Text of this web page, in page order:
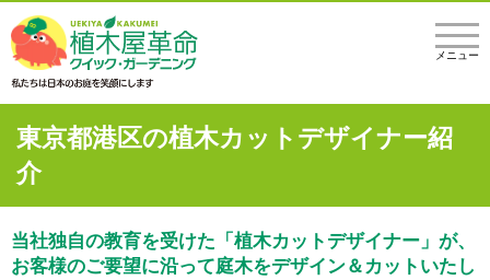
メニュー
東京都港区の植木カットデザイナー紹
介
当社独自の教育を受けた「植木カットデザイナー」が、
お客様のご要望に沿って庭木をデザイン＆カットいたし